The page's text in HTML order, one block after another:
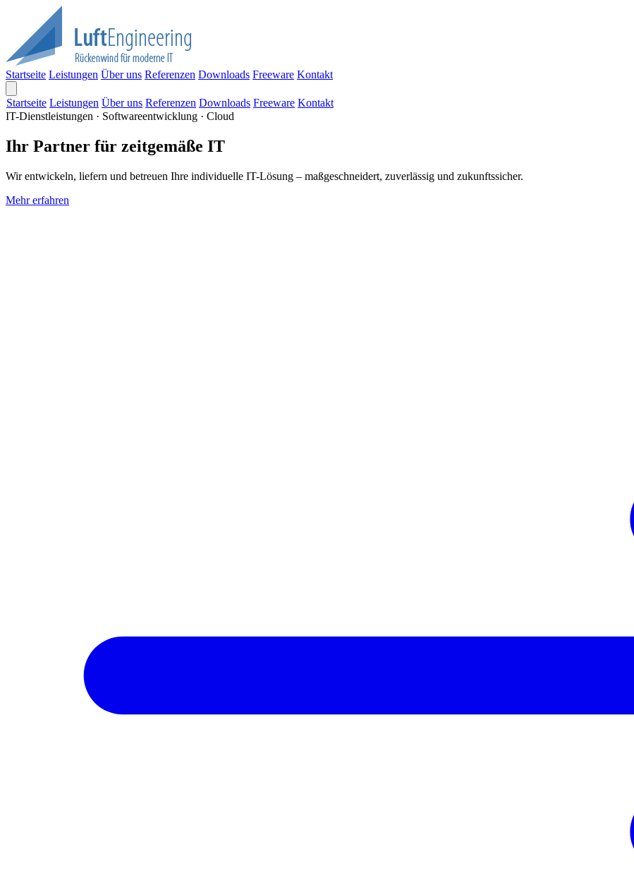
Startseite Leistungen Über uns Referenzen Downloads Freeware Kontakt
Startseite Leistungen Über uns Referenzen Downloads Freeware Kontakt
IT-Dienstleistungen · Softwareentwicklung · Cloud
Ihr Partner für zeitgemäße IT
Wir entwickeln, liefern und betreuen Ihre individuelle IT-Lösung – maßgeschneidert, zuverlässig und zukunftssicher.
Mehr erfahren